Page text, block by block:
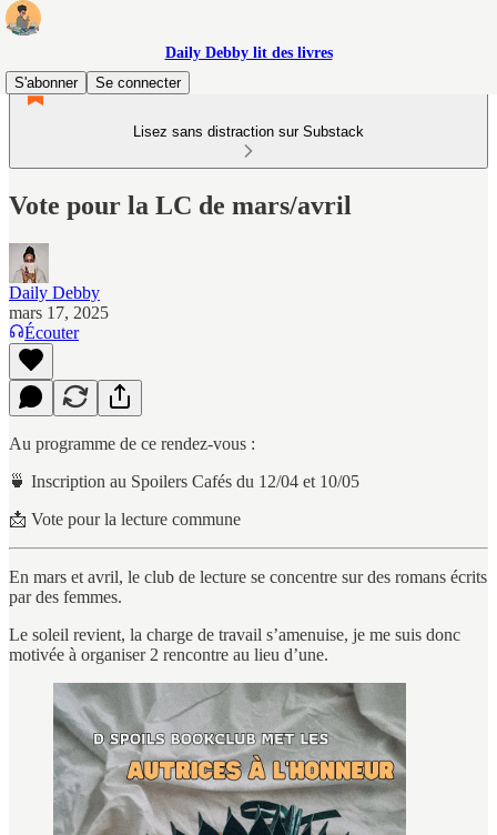
Daily Debby lit des livres
S'abonner
Se connecter
Lisez sans distraction sur Substack
Vote pour la LC de mars/avril
Daily Debby
mars 17, 2025
Écouter
Au programme de ce rendez-vous :
🍵 Inscription au Spoilers Cafés du 12/04 et 10/05
📩 Vote pour la lecture commune
En mars et avril, le club de lecture se concentre sur des romans écrits
par des femmes.
Le soleil revient, la charge de travail s’amenuise, je me suis donc
motivée à organiser 2 rencontre au lieu d’une.